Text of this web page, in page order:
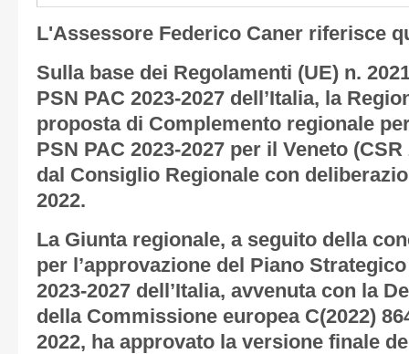
L'Assessore Federico Caner riferisce
Sulla base dei Regolamenti (UE) n.
PSN PAC 2023-2027 dell’Italia, la
proposta di Complemento regionale
PSN PAC 2023-2027 per il Veneto
dal Consiglio Regionale con
2022.
La Giunta regionale, a seguito della
per l’approvazione del Piano
2023-2027 dell’Italia, avvenuta con la
della Commissione europea C(2022)
2022, ha approvato la versione finale